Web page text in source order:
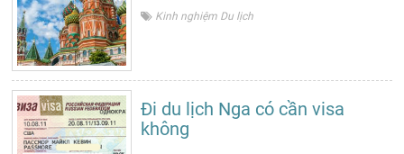
Kinh nghiệm Du lịch
Đi du lịch Nga có cần visa
không